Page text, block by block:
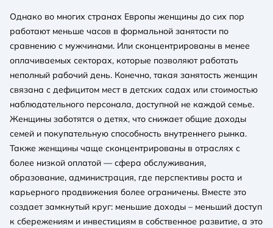
Однако во многих странах Европы женщины до сих пор
работают меньше часов в формальной занятости по
сравнению с мужчинами. Или сконцентрированы в менее
оплачиваемых секторах, которые позволяют работать
неполный рабочий день. Конечно, такая занятость женщин
связана с дефицитом мест в детских садах или стоимостью
наблюдательного персонала, доступной не каждой семье.
Женщины заботятся о детях, что снижает общие доходы
семей и покупательную способность внутреннего рынка.
Также женщины чаще сконцентрированы в отраслях с
более низкой оплатой — сфера обслуживания,
образование, администрация, где перспективы роста и
карьерного продвижения более ограничены. Вместе это
создает замкнутый круг: меньшие доходы – меньший доступ
к сбережениям и инвестициям в собственное развитие, а это